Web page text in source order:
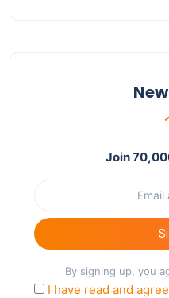
Join
By signing up, you
I have read and